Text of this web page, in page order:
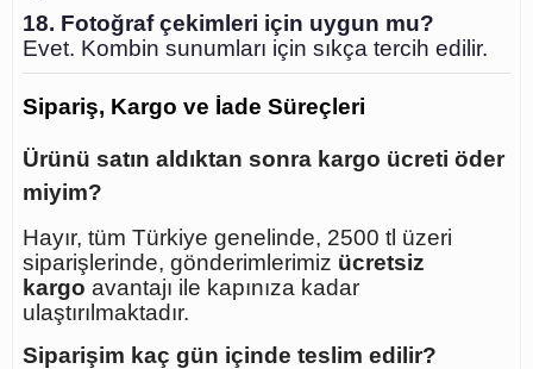
18. Fotoğraf çekimleri için uygun mu?
Evet. Kombin sunumları için sıkça tercih edilir.
Sipariş, Kargo ve İade Süreçleri
Ürünü satın aldıktan sonra kargo ücreti öder
miyim?
Hayır, tüm Türkiye genelinde, 2500 tl üzeri
siparişlerinde, gönderimlerimiz ücretsiz
kargo avantajı ile kapınıza kadar
ulaştırılmaktadır.
Siparişim kaç gün içinde teslim edilir?